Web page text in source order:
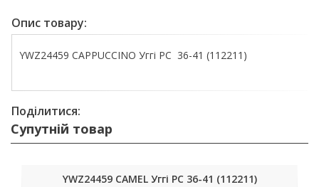
Опис товару:
YWZ24459 CAPPUCCINO Уггі РС 36-41 (112211)
Поділитися:
Супутній товар
YWZ24459 CAMEL Уггі РС 36-41 (112211)